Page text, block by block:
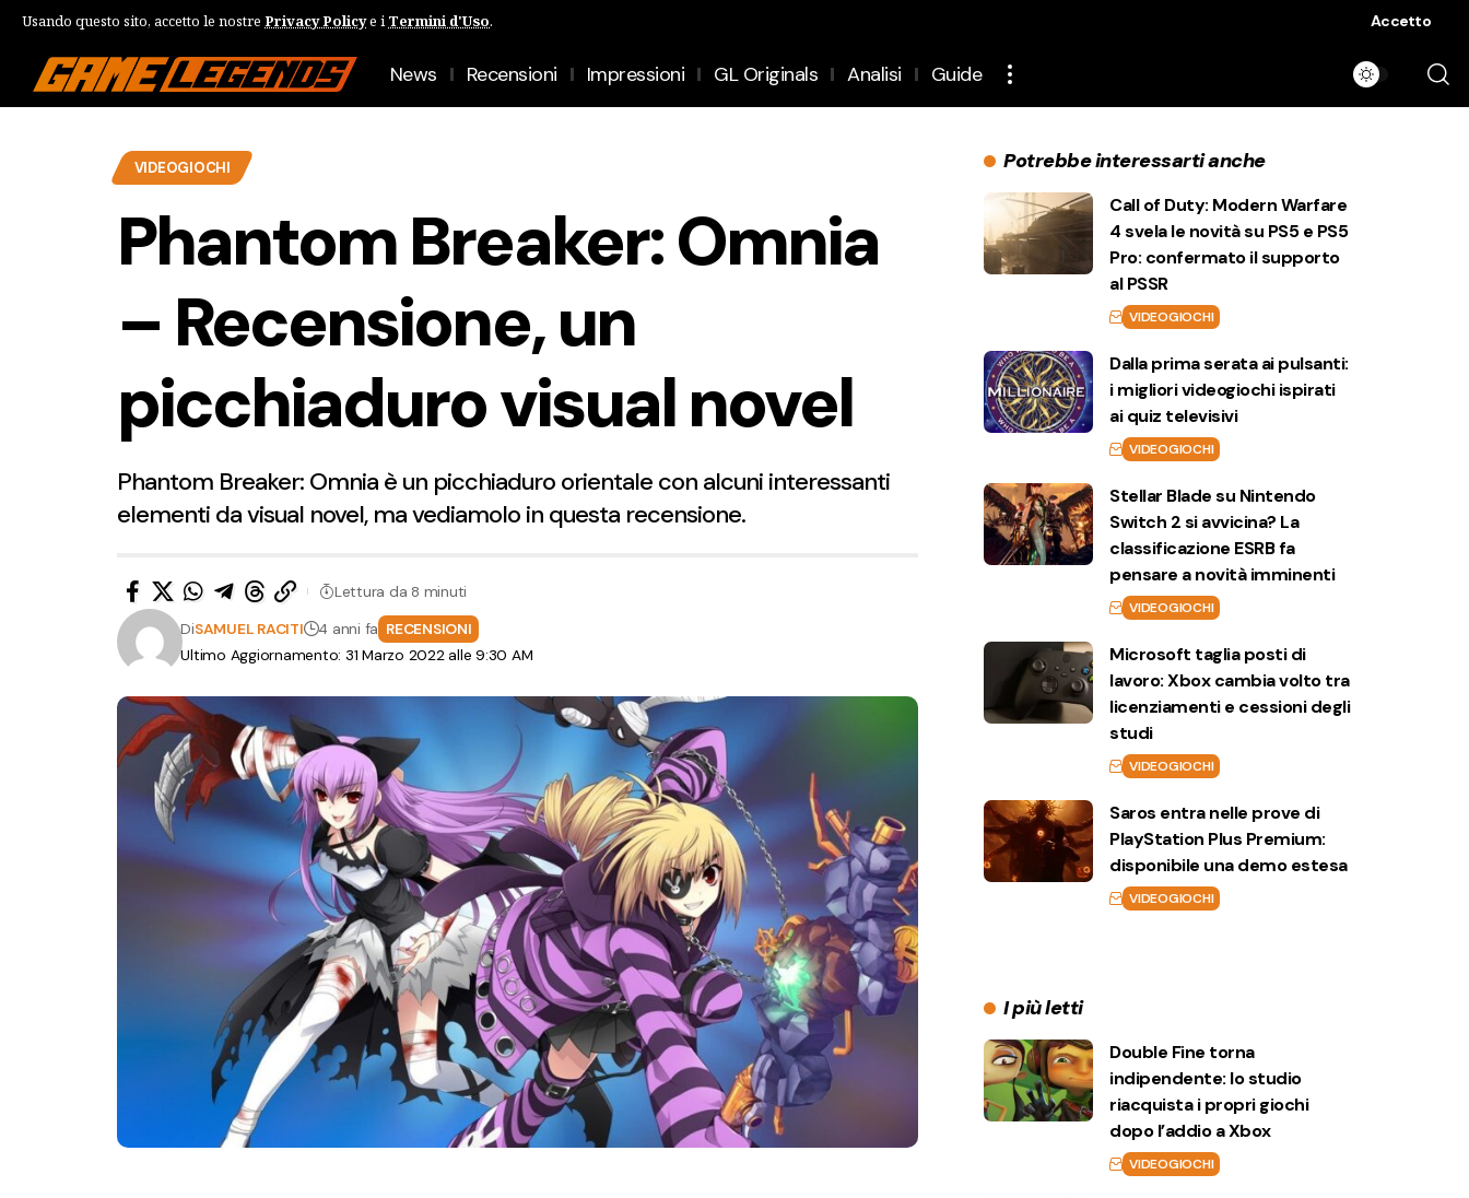
Usando questo sito, accetto le nostre Privacy Policye i Termini d'Uso. Accetto
News Recensioni Impressioni GL Originals Analisi Guide
VIDEOGIOCHI
Phantom Breaker: Omnia
– Recensione, un
picchiaduro visual novel
Phantom Breaker: Omnia è un picchiaduro orientale con alcuni interessanti
elementi da visual novel, ma vediamolo in questa recensione.
Ultimo Aggiornamento: 31 Marzo 2022 alle 9:30 AM
DiSAMUEL RACITI 4 anni fa RECENSIONI
Lettura da 8 minuti
Potrebbe interessarti anche
Call of Duty: Modern Warfare
4 svela le novità su PS5 e PS5
Pro: confermato il supporto
al PSSR
VIDEOGIOCHI
Dalla prima serata ai pulsanti:
i migliori videogiochi ispirati
ai quiz televisivi
VIDEOGIOCHI
Stellar Blade su Nintendo
Switch 2 si avvicina? La
classificazione ESRB fa
pensare a novità imminenti
VIDEOGIOCHI
Microsoft taglia posti di
lavoro: Xbox cambia volto tra
licenziamenti e cessioni degli
studi
VIDEOGIOCHI
Saros entra nelle prove di
PlayStation Plus Premium:
disponibile una demo estesa
VIDEOGIOCHI
I più letti
Double Fine torna
indipendente: lo studio
riacquista i propri giochi
dopo l’addio a Xbox
VIDEOGIOCHI